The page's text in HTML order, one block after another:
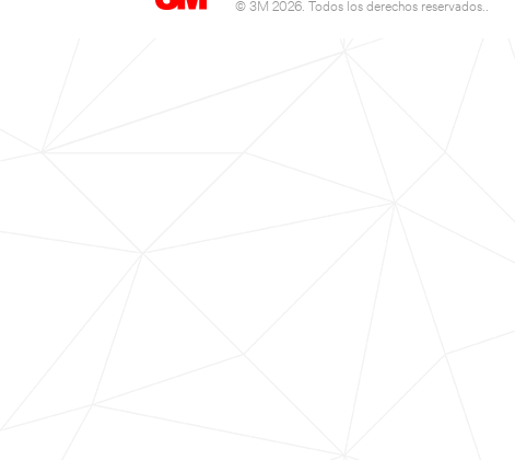
© 3M 2026. Todos los derechos reservados..